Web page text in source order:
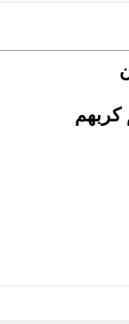
كربهم